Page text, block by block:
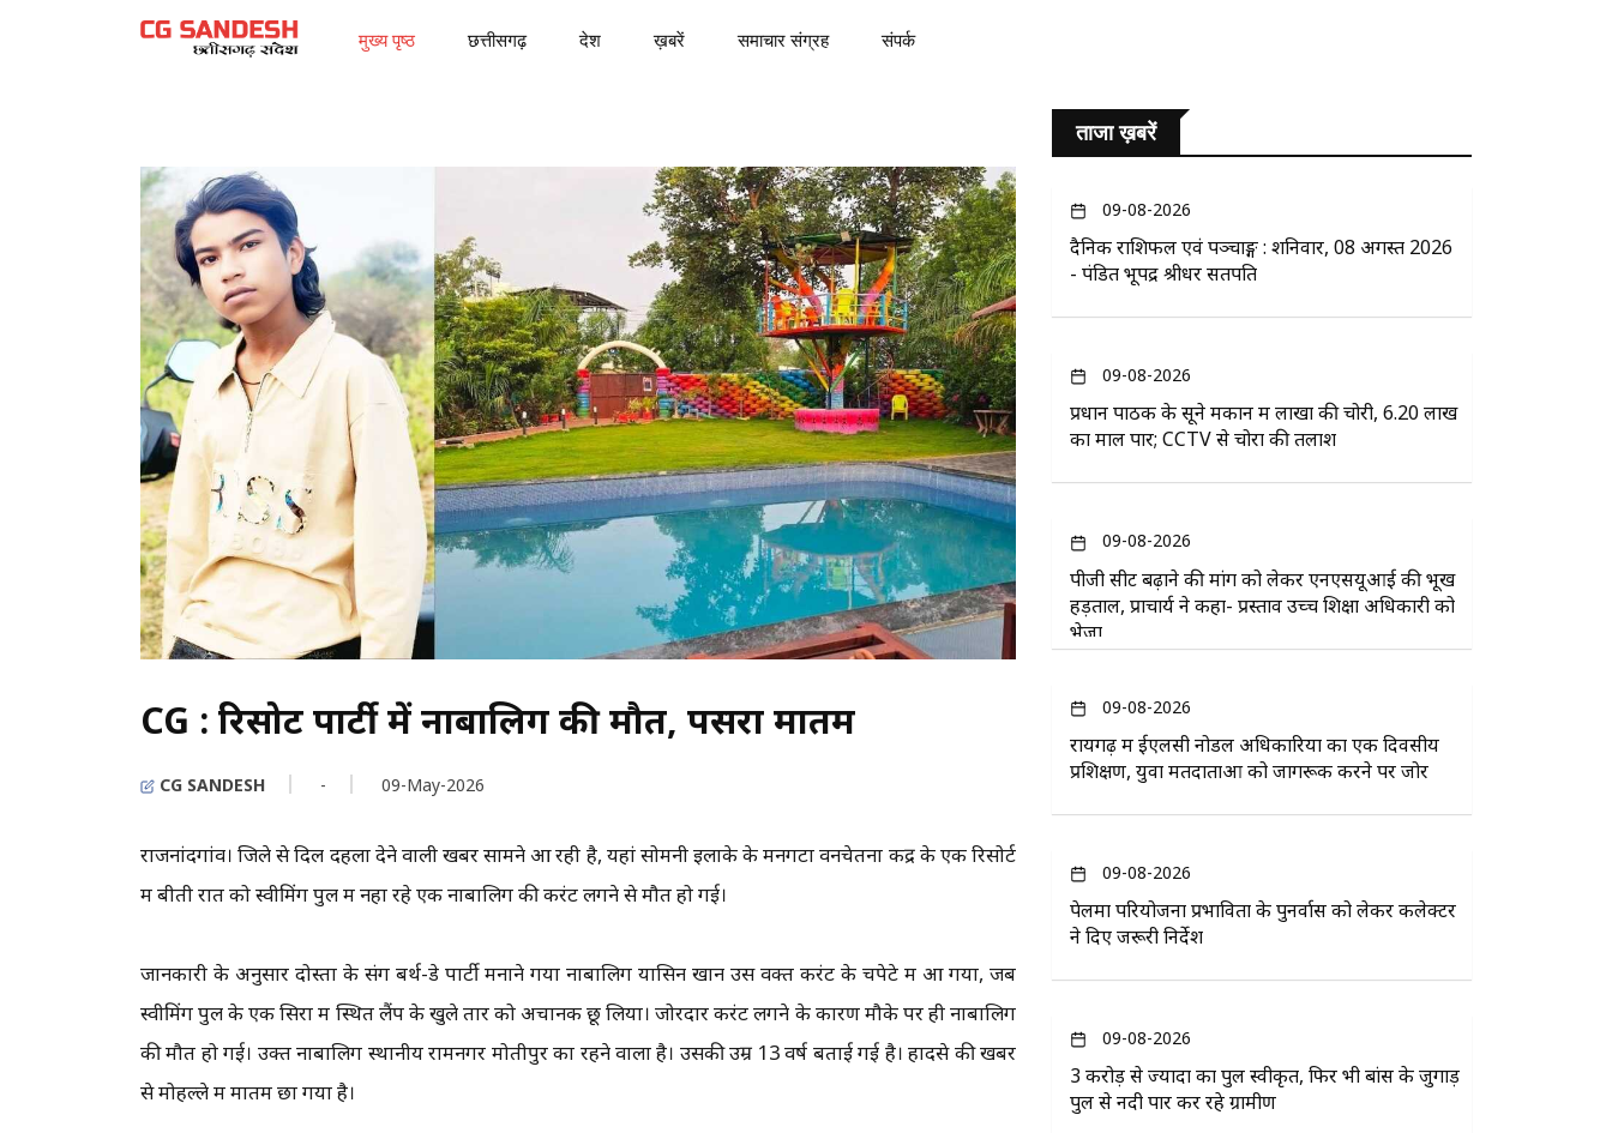
मुख्य पृष्ठ छत्तीसगढ़ देश ख़बरें समाचार संग्रह संपर्क
CG : रिसोर्ट पार्टी में नाबालिग की मौत, पसरा मातम
CG SANDESH - 09-May-2026
राजनांदगांव। जिले से दिल दहला देने वाली खबर सामने आ रही है, यहां सोमनी इलाके के मनगटा वनचेतना केंद्र के एक रिसोर्ट
में बीती रात को स्वीमिंग पुल में नहा रहे एक नाबालिग की करंट लगने से मौत हो गई।
जानकारी के अनुसार दोस्तों के संग बर्थ-डे पार्टी मनाने गया नाबालिग यासिन खान उस वक्त करंट के चपेटे में आ गया, जब
स्वीमिंग पुल के एक सिरा में स्थित लैंप के खुले तार को अचानक छू लिया। जोरदार करंट लगने के कारण मौके पर ही नाबालिग
की मौत हो गई। उक्त नाबालिग स्थानीय रामनगर मोतीपुर का रहने वाला है। उसकी उम्र 13 वर्ष बताई गई है। हादसे की खबर
से मोहल्ले में मातम छा गया है।
ताजा ख़बरें
09-08-2026
दैनिक राशिफल एवं पञ्चाङ्ग : शनिवार, 08 अगस्त 2026
- पंडित भूपेंद्र श्रीधर सतपति
09-08-2026
प्रधान पाठक के सूने मकान में लाखों की चोरी, 6.20 लाख
का माल पार; CCTV से चोरों की तलाश
09-08-2026
पीजी सीट बढ़ाने की मांग को लेकर एनएसयूआई की भूख
हड़ताल, प्राचार्य ने कहा- प्रस्ताव उच्च शिक्षा अधिकारी को
भेजा
09-08-2026
रायगढ़ में ईएलसी नोडल अधिकारियों का एक दिवसीय
प्रशिक्षण, युवा मतदाताओं को जागरूक करने पर जोर
09-08-2026
पेलमा परियोजना प्रभावितों के पुनर्वास को लेकर कलेक्टर
ने दिए जरूरी निर्देश
09-08-2026
3 करोड़ से ज्यादा का पुल स्वीकृत, फिर भी बांस के जुगाड़
पुल से नदी पार कर रहे ग्रामीण